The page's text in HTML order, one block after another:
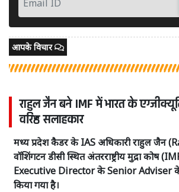
आपके विचार
राहुल जैन बने IMF में भारत के
वरिष्ठ सलाहकार
मध्य प्रदेश कैडर के IAS अधिकारी राहुल जैन
वॉशिंगटन डीसी स्थित अंतरराष्ट्रीय मुद्रा कोष
Executive Director के Senior Adviser
किया गया है।